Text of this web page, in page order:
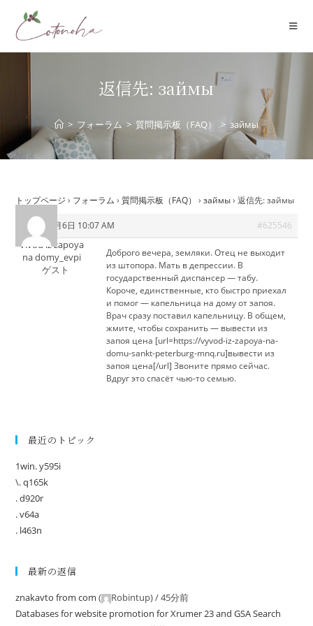
返信先: займы
> フォーラム > 質問掲示板（FAQ） > займы
トップページ › フォーラム › 質問掲示板（FAQ） › займы › 返信先: займы
2026年7月6日 10:07 AM #625546
Vivod iz zapoya
na domy_evpi
ゲスト
Доброго вечера, земляки. Отец не выходит
из штопора. Мать в депрессии. В
государственный диспансер — табу.
Короче, единственные, кто быстро приехал
и помог — капельница на дому от запоя.
Врач сразу поставил капельницу. В общем,
жмите, чтобы сохранить — вывести из
запоя цена [url=https://vyvod-iz-zapoya-na-
domu-sankt-peterburg-mnq.ru]вывести из
запоя цена[/url] Звоните прямо сейчас.
Вдруг это спасёт чью-то семью.
最近のトピック
1win. y595i
\. q165k
. d920r
. v64a
. l463n
最新の返信
znakavto from com ( Robintup) /45分前
Databases for website promotion for Xrumer 23 and GSA Search